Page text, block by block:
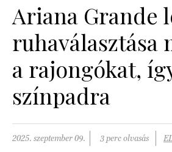
SZÉPSÉG
PSZICHÉ
PÁRKAPCSOLAT
Ariana Grande
ruhaválasztása
a rajongókat,
színpadra
2025. szeptember 09. 3 perc olvasás